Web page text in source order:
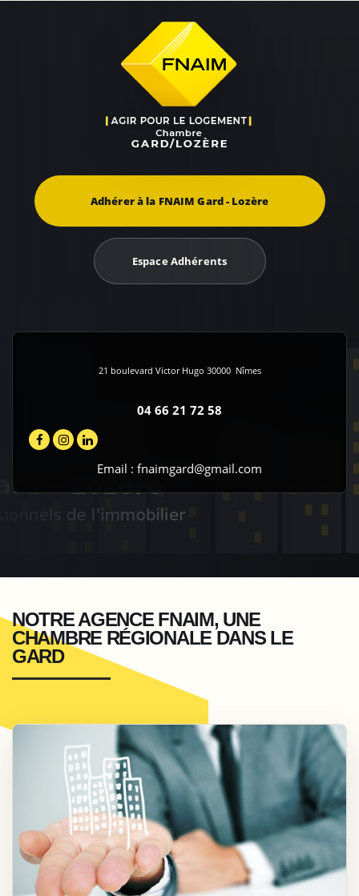
Adhérer à la FNAIM Gard - Lozère
Espace Adhérents
21 boulevard Victor Hugo 30000 Nîmes
04 66 21 72 58
Email : fnaimgard@gmail.com
NOTRE AGENCE FNAIM, UNE
CHAMBRE RÉGIONALE DANS LE
GARD